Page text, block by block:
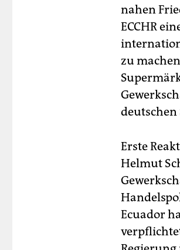
nahen
ECCHR
zu
Erste
Helmut
Ecuador